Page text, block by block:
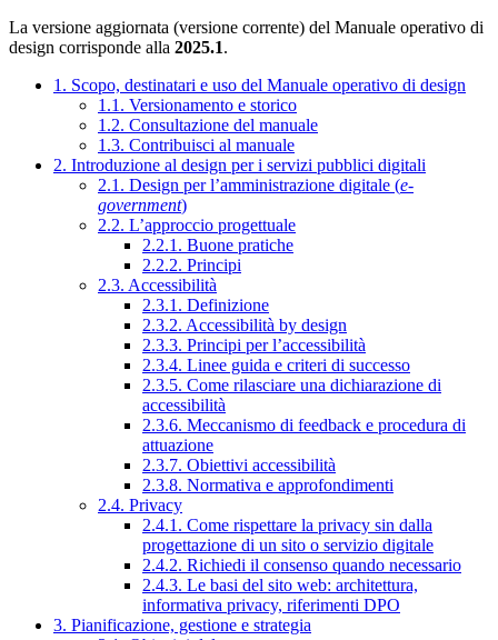
La versione aggiornata (versione corrente) del Manuale operativo di
design corrisponde alla 2025.1.
1. Scopo, destinatari e uso del Manuale operativo di design
1.1. Versionamento e storico
1.2. Consultazione del manuale
1.3. Contribuisci al manuale
2. Introduzione al design per i servizi pubblici digitali
2.1. Design per l’amministrazione digitale (e-
government)
2.2. L’approccio progettuale
2.2.1. Buone pratiche
2.2.2. Principi
2.3. Accessibilità
2.3.1. Definizione
2.3.2. Accessibilità by design
2.3.3. Principi per l’accessibilità
2.3.4. Linee guida e criteri di successo
2.3.5. Come rilasciare una dichiarazione di
accessibilità
2.3.6. Meccanismo di feedback e procedura di
attuazione
2.3.7. Obiettivi accessibilità
2.3.8. Normativa e approfondimenti
2.4. Privacy
2.4.1. Come rispettare la privacy sin dalla
progettazione di un sito o servizio digitale
2.4.2. Richiedi il consenso quando necessario
2.4.3. Le basi del sito web: architettura,
informativa privacy, riferimenti DPO
3. Pianificazione, gestione e strategia